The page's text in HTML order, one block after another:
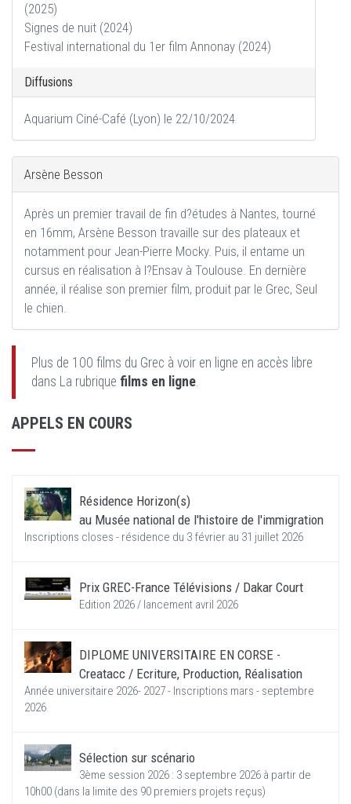
(2025)
Signes de nuit (2024)
Festival international du 1er film Annonay (2024)
Diffusions
Aquarium Ciné-Café (Lyon) le 22/10/2024
Arsène Besson
Après un premier travail de fin d?études à Nantes, tourné
en 16mm, Arsène Besson travaille sur des plateaux et
notamment pour Jean-Pierre Mocky. Puis, il entame un
cursus en réalisation à l?Ensav à Toulouse. En dernière
année, il réalise son premier film, produit par le Grec, Seul
le chien.
Plus de 100 films du Grec à voir en ligne en accès libre
dans La rubrique films en ligne.
APPELS EN COURS
Résidence Horizon(s)
au Musée national de l'histoire de l'immigration
Inscriptions closes - résidence du 3 février au 31 juillet 2026
Prix GREC-France Télévisions / Dakar Court
Edition 2026 / lancement avril 2026
DIPLOME UNIVERSITAIRE EN CORSE -
Creatacc / Ecriture, Production, Réalisation
Année universitaire 2026- 2027 - Inscriptions mars - septembre
2026
Sélection sur scénario
3ème session 2026 : 3 septembre 2026 à partir de
10h00 (dans la limite des 90 premiers projets reçus)